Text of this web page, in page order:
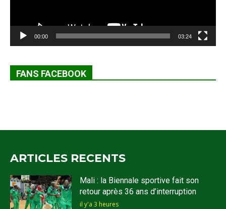
00:00 03:24
FANS FACEBOOK
ARTICLES RECENTS
Mali : la Biennale sportive fait son
retour après 36 ans d’interruption
il y'a 3 heures